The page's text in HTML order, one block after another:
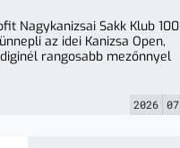
Nagykanizsai Sakk Klub 100
az idei Kanizsa Open,
rangosabb mezőnnyel
2026 07